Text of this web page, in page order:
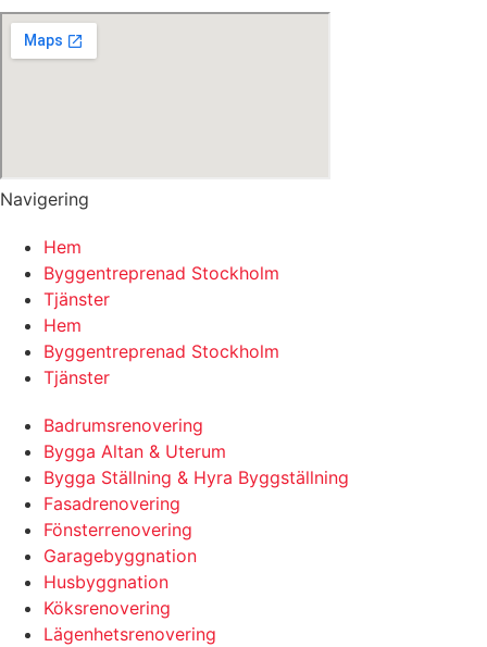
Navigering
Hem
Byggentreprenad Stockholm
Tjänster
Hem
Byggentreprenad Stockholm
Tjänster
Badrumsrenovering
Bygga Altan & Uterum
Bygga Ställning & Hyra Byggställning
Fasadrenovering
Fönsterrenovering
Garagebyggnation
Husbyggnation
Köksrenovering
Lägenhetsrenovering